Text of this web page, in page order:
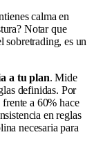
calma en
Notar que
sobretrading, es un
a tu plan. Mide
definidas. Por
a 60% hace
en reglas
necesaria para